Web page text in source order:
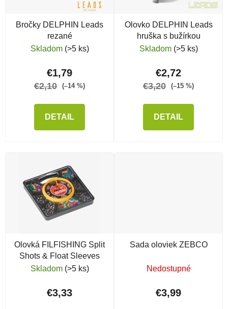
Bročky DELPHIN Leads
rezané
Skladom (>5 ks)
€1,79
€2,10 (–14 %)
DETAIL
Olovko DELPHIN Leads
hruška s bužírkou
Skladom (>5 ks)
€2,72
€3,20 (–15 %)
DETAIL
Olovká FILFISHING Split
Shots & Float Sleeves
Skladom (>5 ks)
€3,33
Sada oloviek ZEBCO
Nedostupné
€3,99